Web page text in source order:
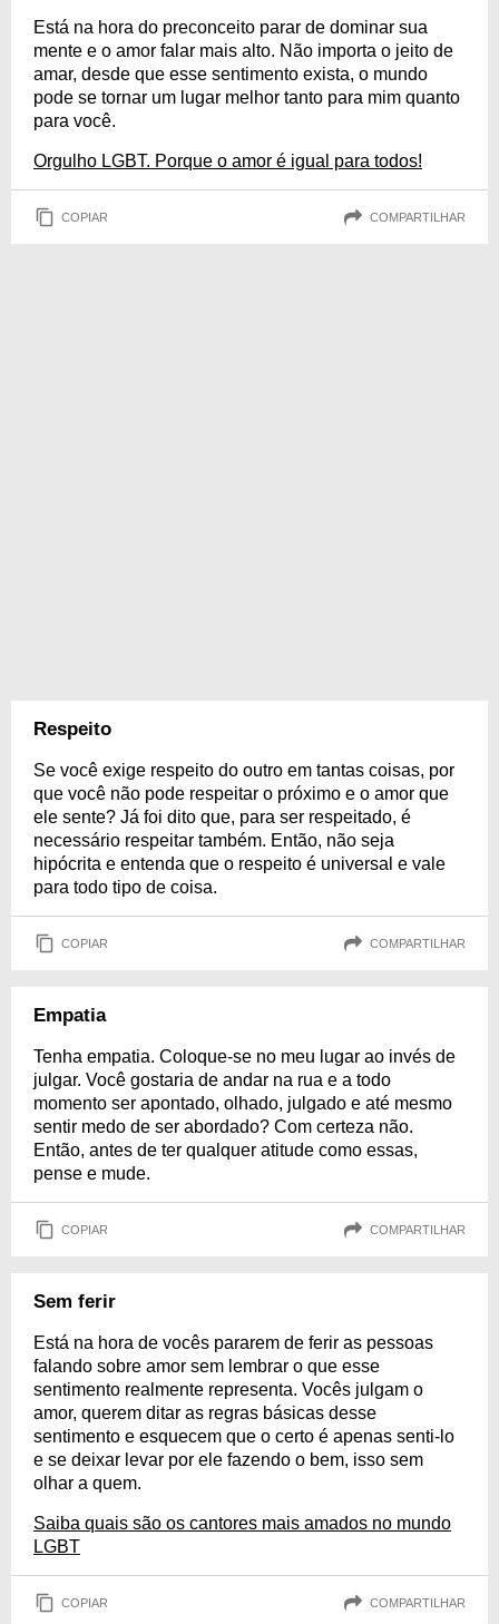
Está na hora do preconceito parar de dominar sua
mente e o amor falar mais alto. Não importa o jeito de
amar, desde que esse sentimento exista, o mundo
pode se tornar um lugar melhor tanto para mim quanto
para você.
Orgulho LGBT. Porque o amor é igual para todos!
COPIAR COMPARTILHAR
Respeito
Se você exige respeito do outro em tantas coisas, por
que você não pode respeitar o próximo e o amor que
ele sente? Já foi dito que, para ser respeitado, é
necessário respeitar também. Então, não seja
hipócrita e entenda que o respeito é universal e vale
para todo tipo de coisa.
COPIAR COMPARTILHAR
Empatia
Tenha empatia. Coloque-se no meu lugar ao invés de
julgar. Você gostaria de andar na rua e a todo
momento ser apontado, olhado, julgado e até mesmo
sentir medo de ser abordado? Com certeza não.
Então, antes de ter qualquer atitude como essas,
pense e mude.
COPIAR COMPARTILHAR
Sem ferir
Está na hora de vocês pararem de ferir as pessoas
falando sobre amor sem lembrar o que esse
sentimento realmente representa. Vocês julgam o
amor, querem ditar as regras básicas desse
sentimento e esquecem que o certo é apenas senti-lo
e se deixar levar por ele fazendo o bem, isso sem
olhar a quem.
Saiba quais são os cantores mais amados no mundo
LGBT
COPIAR COMPARTILHAR